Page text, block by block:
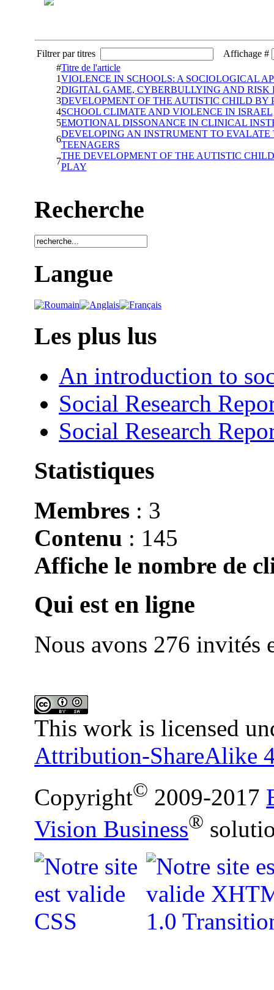
Filtrer par titres
Affichage #
#Titre de l'article
1VIOLENCE IN SCHOOLS: A SOCIOLOGICAL
2DIGITAL GAME, CYBERBULLYING AND RISK
3DEVELOPMENT OF THE AUTISTIC CHILD BY
4SCHOOL CLIMATE AND VIOLENCE IN ISRAEL
5EMOTIONAL DISSONANCE IN CLINICAL
6
DEVELOPING AN INSTRUMENT TO
TEENAGERS
7
THE DEVELOPMENT OF THE AUTISTIC
PLAY
Recherche
Langue
Les plus lus
An introduction to
Social Research
Social Research
Statistiques
Membres : 3
Contenu : 145
Affiche le nombre de
Qui est en ligne
Nous avons 276 invités
This work is licensed
Attribution-ShareAlike
Copyright© 2009-2017
Vision Business®